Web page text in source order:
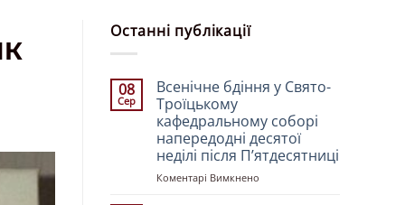
Останні публікації
08
Сер
Всенічне бдіння у Свято-
Троїцькому
кафедральному соборі
напередодні десятої
неділі після Пʼятдесятниці
Коментарі Вимкнено